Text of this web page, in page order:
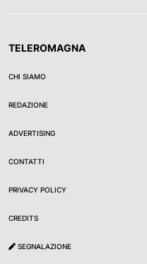
TELEROMAGNA
CHI SIAMO
REDAZIONE
ADVERTISING
CONTATTI
PRIVACY POLICY
CREDITS
SEGNALAZIONE